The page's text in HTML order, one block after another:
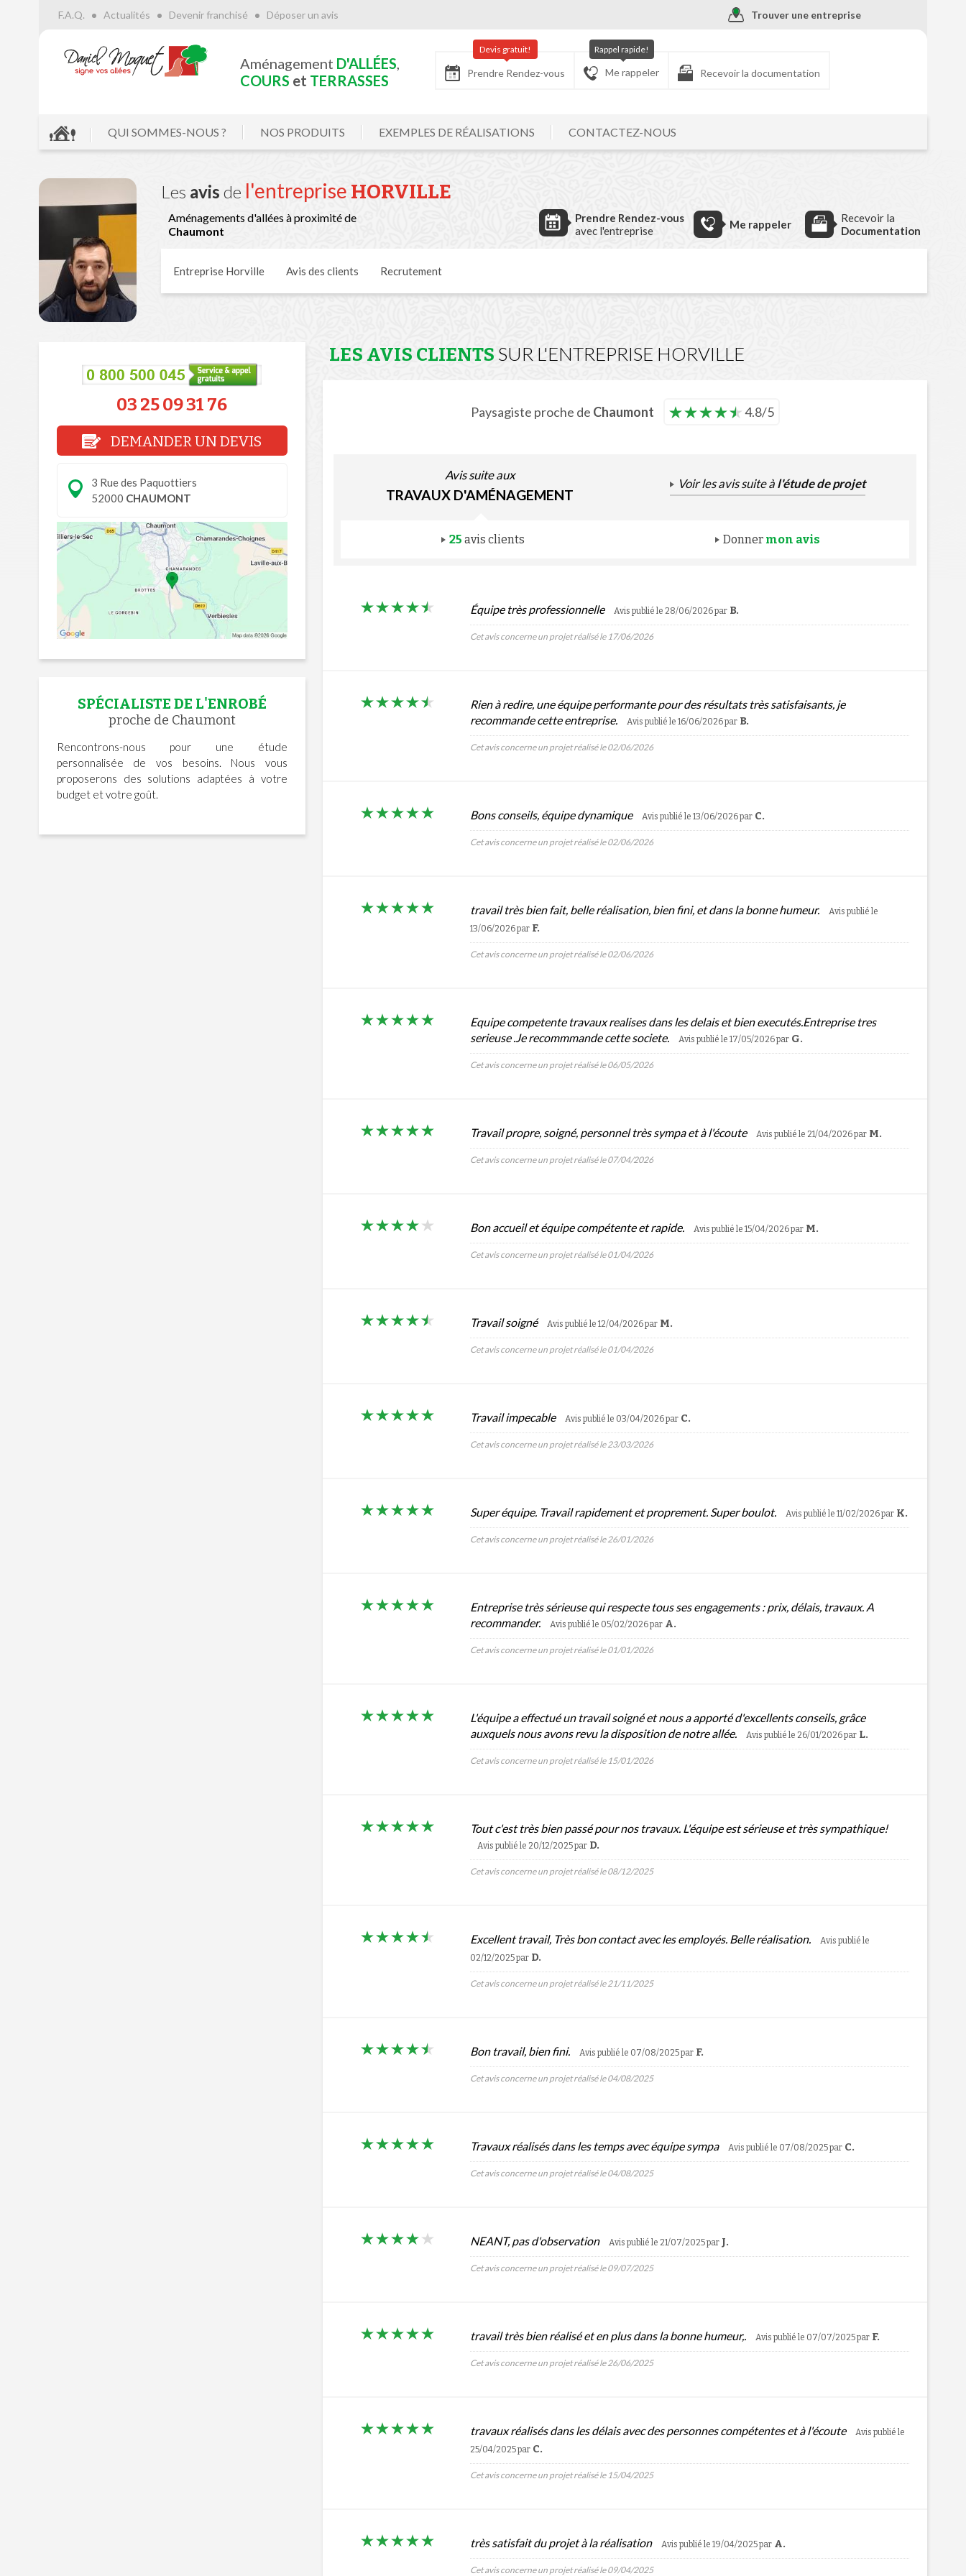
Trouver une entreprise
F.A.Q. Actualités Devenir franchisé Déposer un avis
Aménagement D'ALLÉES,
COURS et TERRASSES Prendre Rendez-vous
Devis gratuit!
Me rappeler
Rappel rapide!
Recevoir la documentation
QUI SOMMES-NOUS ? NOS PRODUITS EXEMPLES DE RÉALISATIONS CONTACTEZ-NOUS
Les avis de l'entreprise HORVILLE
Aménagements d'allées à proximité de
Chaumont
Prendre Rendez-vous
avec l'entreprise
Me rappeler
Recevoir la
Documentation
Entreprise Horville Avis des clients Recrutement
03 25 09 31 76
DEMANDER UN DEVIS
3 Rue des Paquottiers
52000 CHAUMONT
SPÉCIALISTE DE L'ENROBÉ
proche de Chaumont
Rencontrons-nous pour une étude
personnalisée de vos besoins. Nous vous
proposerons des solutions adaptées à votre
budget et votre goût.
LES AVIS CLIENTS SUR L'ENTREPRISE HORVILLE
Paysagiste proche de Chaumont 4.8/5
Avis suite aux
TRAVAUX D'AMÉNAGEMENT
Voir les avis suite àl'étude de projet
25 avis clients Donner mon avis
Équipe très professionnelle Avis publié le 28/06/2026par B.
Cet avis concerne un projet réalisé le 17/06/2026
Rien à redire, une équipe performante pour des résultats très satisfaisants, je
recommande cette entreprise.
Avis publié le 16/06/2026par B.
Cet avis concerne un projet réalisé le 02/06/2026
Bons conseils, équipe dynamique Avis publié le 13/06/2026par C.
Cet avis concerne un projet réalisé le 02/06/2026
travail très bien fait, belle réalisation, bien fini, et dans la bonne humeur.
Avis publié le
13/06/2026par F.
Cet avis concerne un projet réalisé le 02/06/2026
Equipe competente travaux realises dans les delais et bien executés.Entreprise tres
serieuse .Je recommmande cette societe.
Avis publié le 17/05/2026par G.
Cet avis concerne un projet réalisé le 06/05/2026
Travail propre, soigné, personnel très sympa et à l'écoute Avis publié le 21/04/2026par M.
Cet avis concerne un projet réalisé le 07/04/2026
Bon accueil et équipe compétente et rapide. Avis publié le 15/04/2026par M.
Cet avis concerne un projet réalisé le 01/04/2026
Travail soigné Avis publié le 12/04/2026par M.
Cet avis concerne un projet réalisé le 01/04/2026
Travail impecable Avis publié le 03/04/2026par C.
Cet avis concerne un projet réalisé le 23/03/2026
Super équipe. Travail rapidement et proprement. Super boulot. Avis publié le 11/02/2026par K.
Cet avis concerne un projet réalisé le 26/01/2026
Entreprise très sérieuse qui respecte tous ses engagements : prix, délais, travaux. A
recommander.
Avis publié le 05/02/2026par A.
Cet avis concerne un projet réalisé le 01/01/2026
L'équipe a effectué un travail soigné et nous a apporté d'excellents conseils, grâce
auxquels nous avons revu la disposition de notre allée.
Avis publié le 26/01/2026par L.
Cet avis concerne un projet réalisé le 15/01/2026
Tout c'est très bien passé pour nos travaux. L'équipe est sérieuse et très sympathique!
Avis publié le 20/12/2025par D.
Cet avis concerne un projet réalisé le 08/12/2025
Excellent travail, Très bon contact avec les employés. Belle réalisation.
Avis publié le
02/12/2025par D.
Cet avis concerne un projet réalisé le 21/11/2025
Bon travail, bien fini. Avis publié le 07/08/2025par F.
Cet avis concerne un projet réalisé le 04/08/2025
Travaux réalisés dans les temps avec équipe sympa Avis publié le 07/08/2025par C.
Cet avis concerne un projet réalisé le 04/08/2025
NEANT, pas d'observation Avis publié le 21/07/2025par J.
Cet avis concerne un projet réalisé le 09/07/2025
travail très bien réalisé et en plus dans la bonne humeur,. Avis publié le 07/07/2025par F.
Cet avis concerne un projet réalisé le 26/06/2025
travaux réalisés dans les délais avec des personnes compétentes et à l'écoute
Avis publié le
25/04/2025par C.
Cet avis concerne un projet réalisé le 15/04/2025
très satisfait du projet à la réalisation Avis publié le 19/04/2025par A.
Cet avis concerne un projet réalisé le 09/04/2025